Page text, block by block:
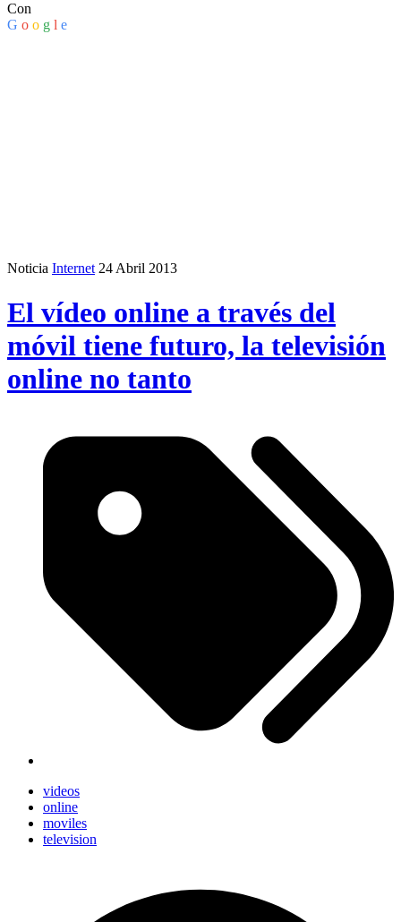
Con
G o o g l e
Noticia Internet 24 Abril 2013
El vídeo online a través del
móvil tiene futuro, la televisión
online no tanto
videos
online
moviles
television